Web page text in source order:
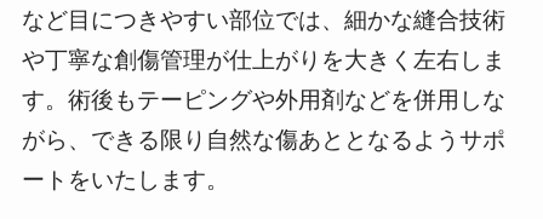
など目につきやすい部位では、細かな縫合技術
や丁寧な創傷管理が仕上がりを大きく左右しま
す。術後もテーピングや外用剤などを併用しな
がら、できる限り自然な傷あととなるようサポ
ートをいたします。